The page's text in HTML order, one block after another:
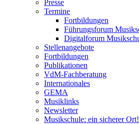
Presse
Termine
Fortbildungen
Führungsforum
Digitalforum
Stellenangebote
Fortbildungen
Publikationen
VdM-Fachberatung
Internationales
GEMA
Musiklinks
Newsletter
Musikschule: ein sicherer Ort!